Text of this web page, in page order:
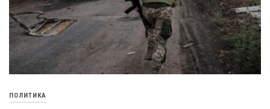
ПОЛИТИКА